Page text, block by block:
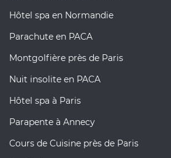
Hôtel spa en Normandie
Parachute en PACA
Montgolfière près de Paris
Nuit insolite en PACA
Hôtel spa à Paris
Parapente à Annecy
Cours de Cuisine près de Paris